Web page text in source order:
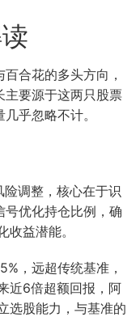
合花的多头方向，
主要源于这两只股票
乎忽略不计。
调整，核心在于识
号优化持仓比例，确
益潜能。
，远超传统基准，
近6倍超额回报，阿
选股能力，与基准的